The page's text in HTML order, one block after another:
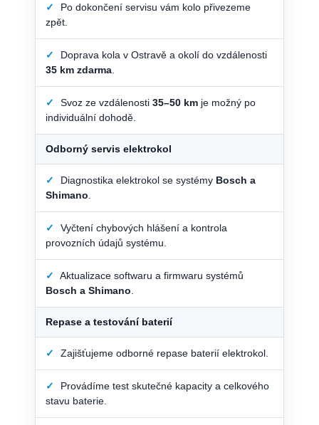
✓
Po dokončení servisu vám kolo přivezeme
zpět.
✓
Doprava kola v Ostravě a okolí do vzdálenosti
35 km zdarma
✓ Svoz ze vzdálenosti 35–50 km je možný po
individuální dohodě.
Odborný servis elektrokol
✓ Diagnostika elektrokol se systémy Bosch a
Shimano
✓
Vyčtení chybových hlášení a kontrola
provozních údajů systému.
✓
Aktualizace softwaru a firmwaru systémů
Bosch a Shimano
Repase a testování baterií
✓ Zajišťujeme odborné repase baterií elektrokol.
✓
Provádíme test skutečné kapacity a celkového
stavu baterie.